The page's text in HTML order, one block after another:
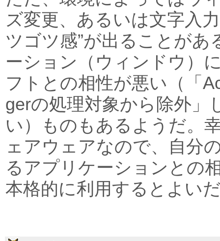
ズ変更、あるいは文字入
ツゴツ感”が出ることがあ
ーション（ウィンドウ）
フトとの相性が悪い（「
gerの処理対象から除外」
い）ものもあるようだ。
ェアウェアなので、自分
るアプリケーションとの
本格的に利用するとよい